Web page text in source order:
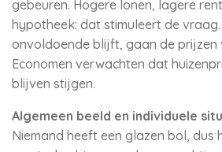
gebeuren. Hogere lonen, lagere
hypotheek: dat stimuleert de
onvoldoende blijft, gaan de prijzen
Economen verwachten dat
blijven stijgen.
Algemeen beeld en individuele
Niemand heeft een glazen bol, dus